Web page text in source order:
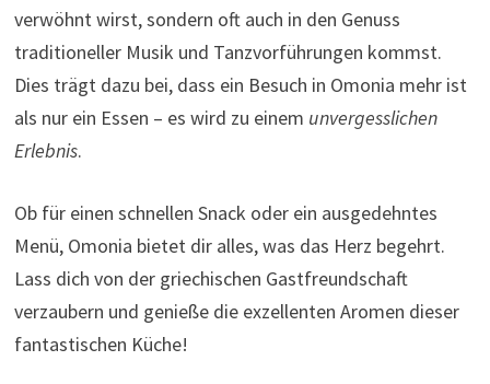
verwöhnt wirst, sondern oft auch in den Genuss
traditioneller Musik und Tanzvorführungen kommst.
Dies trägt dazu bei, dass ein Besuch in Omonia mehr ist
als nur ein Essen – es wird zu einem unvergesslichen
Erlebnis.
Ob für einen schnellen Snack oder ein ausgedehntes
Menü, Omonia bietet dir alles, was das Herz begehrt.
Lass dich von der griechischen Gastfreundschaft
verzaubern und genieße die exzellenten Aromen dieser
fantastischen Küche!